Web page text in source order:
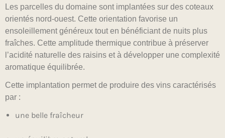
Les parcelles du domaine sont implantées sur des coteaux
orientés nord-ouest. Cette orientation favorise un
ensoleillement généreux tout en bénéficiant de nuits plus
fraîches. Cette amplitude thermique contribue à préserver
l’acidité naturelle des raisins et à développer une complexité
aromatique équilibrée.
Cette implantation permet de produire des vins caractérisés
par :
une belle fraîcheur